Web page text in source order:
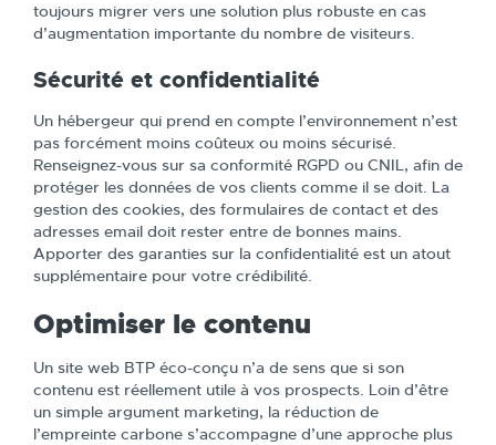
toujours migrer vers une solution plus robuste en cas
d’augmentation importante du nombre de visiteurs.
Sécurité et confidentialité
Un hébergeur qui prend en compte l’environnement n’est
pas forcément moins coûteux ou moins sécurisé.
Renseignez-vous sur sa conformité RGPD ou CNIL, afin de
protéger les données de vos clients comme il se doit. La
gestion des cookies, des formulaires de contact et des
adresses email doit rester entre de bonnes mains.
Apporter des garanties sur la confidentialité est un atout
supplémentaire pour votre crédibilité.
Optimiser le contenu
Un site web BTP éco-conçu n’a de sens que si son
contenu est réellement utile à vos prospects. Loin d’être
un simple argument marketing, la réduction de
l’empreinte carbone s’accompagne d’une approche plus